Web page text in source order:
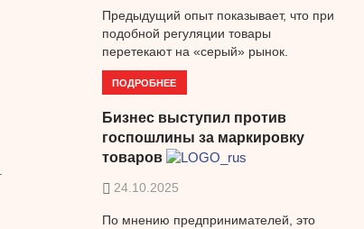
Предыдущий опыт показывает, что при
подобной регуляции товары
перетекают на «серый» рынок.
ПОДРОБНЕЕ
Бизнес выступил против
госпошлины за маркировку
товаров
24.10.2025
По мнению предпринимателей, это